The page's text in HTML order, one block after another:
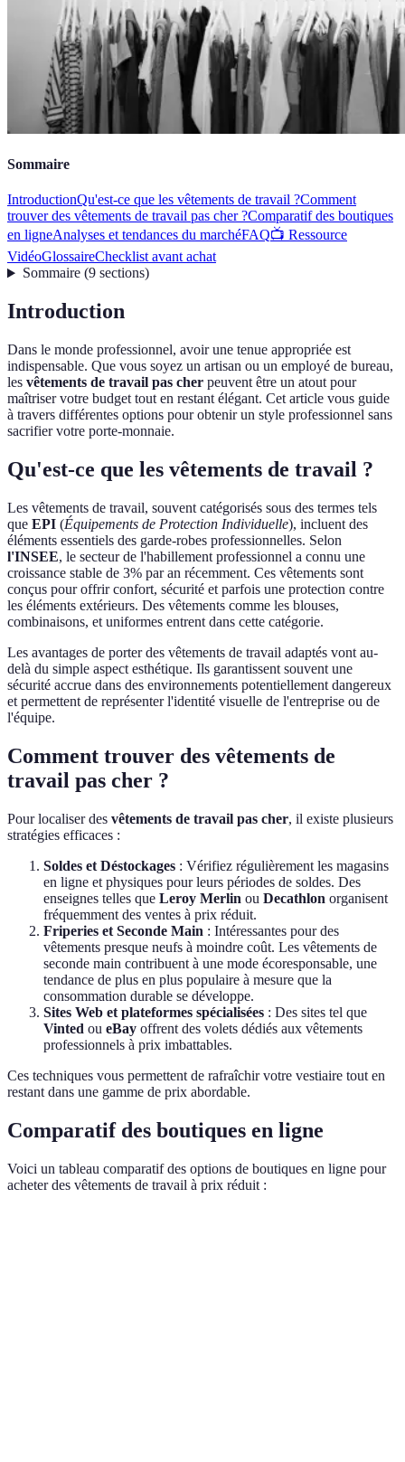
Sommaire
IntroductionQu'est-ce que les vêtements de travail ?Comment
trouver des vêtements de travail pas cher ?Comparatif des boutiques
en ligneAnalyses et tendances du marchéFAQ📺 Ressource
VidéoGlossaireChecklist avant achat
Sommaire(9 sections)
Introduction
Dans le monde professionnel, avoir une tenue appropriée est
indispensable. Que vous soyez un artisan ou un employé de bureau,
les vêtements de travail pas cher peuvent être un atout pour
maîtriser votre budget tout en restant élégant. Cet article vous guide
à travers différentes options pour obtenir un style professionnel sans
sacrifier votre porte-monnaie.
Qu'est-ce que les vêtements de travail ?
Les vêtements de travail, souvent catégorisés sous des termes tels
que EPI (Équipements de Protection Individuelle), incluent des
éléments essentiels des garde-robes professionnelles. Selon
l'INSEE, le secteur de l'habillement professionnel a connu une
croissance stable de 3% par an récemment. Ces vêtements sont
conçus pour offrir confort, sécurité et parfois une protection contre
les éléments extérieurs. Des vêtements comme les blouses,
combinaisons, et uniformes entrent dans cette catégorie.
Les avantages de porter des vêtements de travail adaptés vont au-
delà du simple aspect esthétique. Ils garantissent souvent une
sécurité accrue dans des environnements potentiellement dangereux
et permettent de représenter l'identité visuelle de l'entreprise ou de
l'équipe.
Comment trouver des vêtements de
travail pas cher ?
Pour localiser des vêtements de travail pas cher, il existe plusieurs
stratégies efficaces :
Soldes et Déstockages : Vérifiez régulièrement les magasins
en ligne et physiques pour leurs périodes de soldes. Des
enseignes telles que Leroy Merlin ou Decathlon organisent
fréquemment des ventes à prix réduit.
Friperies et Seconde Main : Intéressantes pour des
vêtements presque neufs à moindre coût. Les vêtements de
seconde main contribuent à une mode écoresponsable, une
tendance de plus en plus populaire à mesure que la
consommation durable se développe.
Sites Web et plateformes spécialisées : Des sites tel que
Vinted ou eBay offrent des volets dédiés aux vêtements
professionnels à prix imbattables.
Ces techniques vous permettent de rafraîchir votre vestiaire tout en
restant dans une gamme de prix abordable.
Comparatif des boutiques en ligne
Voici un tableau comparatif des options de boutiques en ligne pour
acheter des vêtements de travail à prix réduit :